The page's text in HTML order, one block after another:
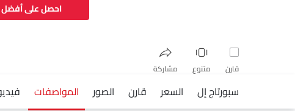
احصل على
قارن متنوع مشاركة
فيسبوك
سبورتاج إل السعر قارن الصور المواصفات